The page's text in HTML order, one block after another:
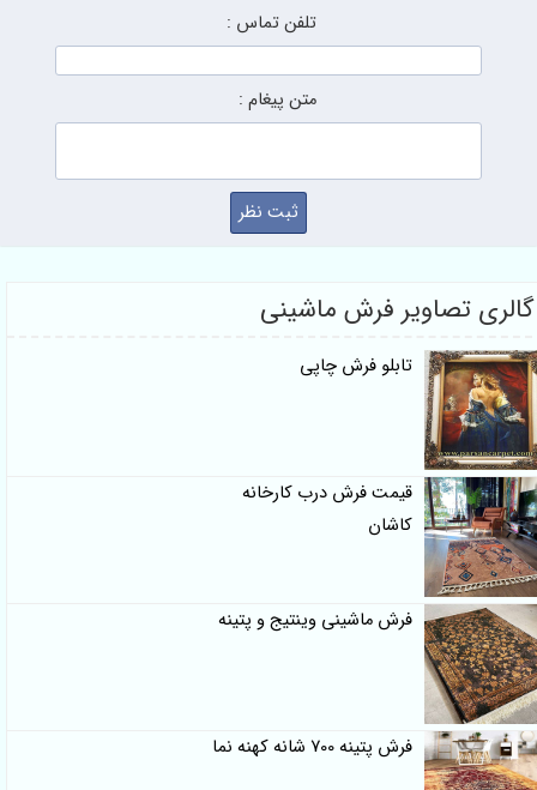
تلفن تماس :
متن پیغام :
تصاویر فرش ماشینی
تابلو فرش چاپی
قیمت فرش درب کارخانه
کاشان
فرش ماشینی وینتیج و پتینه
فرش پتینه 700 شانه کهنه نما